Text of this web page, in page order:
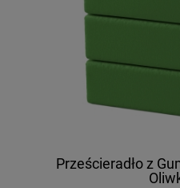
Prześcieradło z